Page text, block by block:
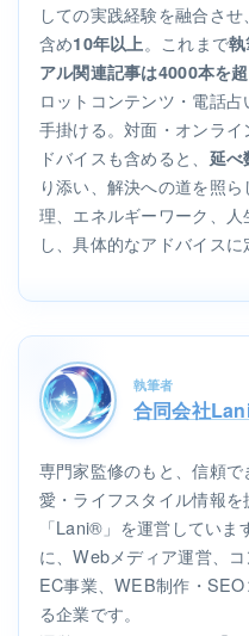
しての実践経験を融合さ
含め10年以上。これまで
アル関連記事は4000本を超
ロットコンテンツ・電話
手掛ける。対面・オンラ
ドバイスも含めると、 延べ
り添い、解決への道を照
理、エネルギーワーク、
し、具体的なアドバイスに
執筆者
合同会社
専門家監修のもと、信頼
愛・ライフスタイル情報
「Lani®」を運営してい
に、Webメディア運営、コ
EC事業、WEB制作・
る企業です。